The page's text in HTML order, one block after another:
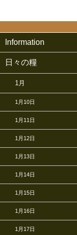
Information
日々の糧
1月
1月10日
1月11日
1月12日
1月13日
1月14日
1月15日
1月16日
1月17日